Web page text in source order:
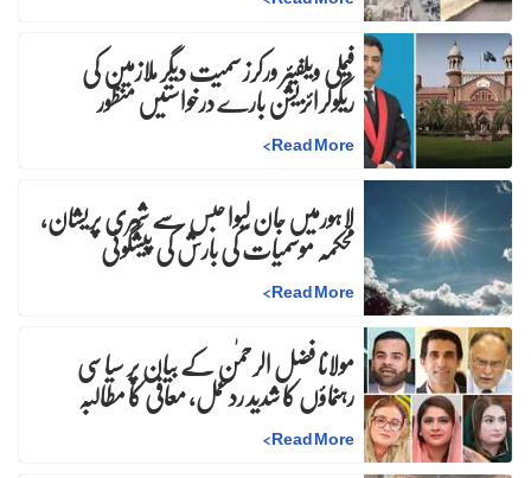
فیملی ویلفیئر ورکرز سمیت دیگر ملازمین کی
ریگولرائزیشن بارے درخواستیں منظور
Read More
>
لاہورمیں جان لیوا حبس سے شہری پریشان،
محکمہ موسمیات کی بارش کی پیشگوئی
Read More
>
مولانا فضل الرحمٰن کے بیان پر سیاسی
رہنماؤں کا شدید ردعمل، معافی کا مطالبہ
Read More
>